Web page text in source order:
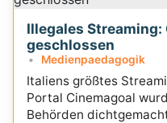
Illegales Streaming:
geschlossen
Medienpaedagogik
Italiens größtes
Portal Cinemagoal
Behörden